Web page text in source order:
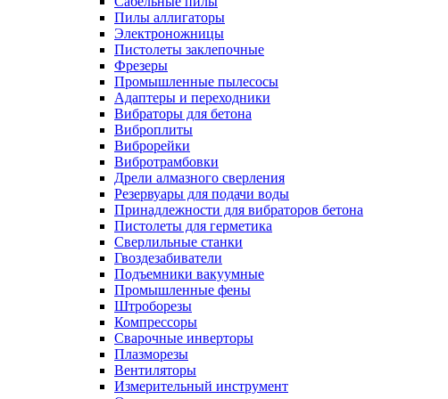
Пилы аллигаторы
Электроножницы
Пистолеты заклепочные
Фрезеры
Промышленные пылесосы
Адаптеры и переходники
Вибраторы для бетона
Виброплиты
Виброрейки
Вибротрамбовки
Дрели алмазного сверления
Резервуары для подачи воды
Принадлежности для вибраторов бетона
Пистолеты для герметика
Сверлильные станки
Гвоздезабиватели
Подъемники вакуумные
Промышленные фены
Штроборезы
Компрессоры
Сварочные инверторы
Плазморезы
Вентиляторы
Измерительный инструмент